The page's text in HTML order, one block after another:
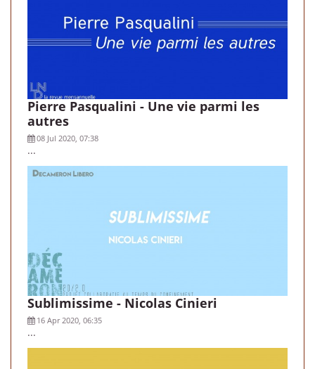
Pierre Pasqualini - Une vie parmi les
autres
08 Jul 2020, 07:38
...
Sublimissime - Nicolas Cinieri
16 Apr 2020, 06:35
...